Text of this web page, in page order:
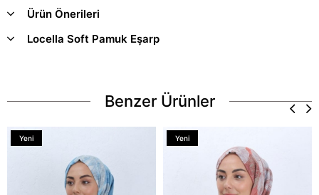
Ürün Önerileri
Locella Soft Pamuk Eşarp
Benzer Ürünler
Yeni
Yeni